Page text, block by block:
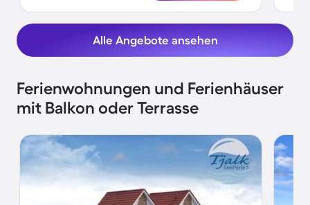
Alle Angebote ansehen
Ferienwohnungen und Ferienhäuser
mit Balkon oder Terrasse